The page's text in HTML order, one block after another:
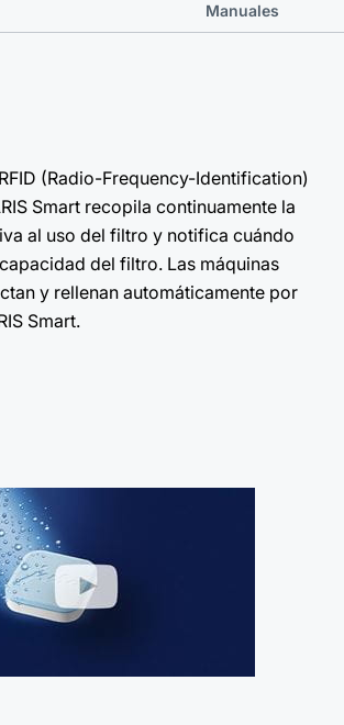
Manuales
(Radio-Frequency-Identification)
Smart recopila continuamente la
al uso del filtro y notifica cuándo
del filtro. Las máquinas
y rellenan automáticamente por
Smart.